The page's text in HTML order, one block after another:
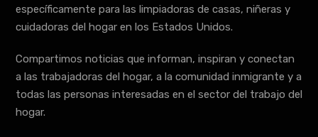
específicamente para las limpiadoras de casas, niñeras y
cuidadoras del hogar en los Estados Unidos.
Compartimos noticias que informan, inspiran y conectan
a las trabajadoras del hogar, a la comunidad inmigrante y a
todas las personas interesadas en el sector del trabajo del
hogar.